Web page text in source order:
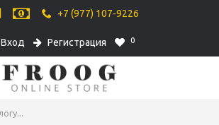
+7 (977) 107-9226
Вход Регистрация 0